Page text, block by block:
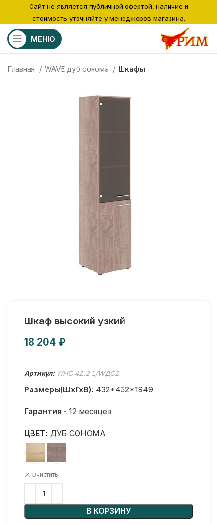
МЕНЮ
Главная WAVE дуб сонома Шкафы
Шкаф высокий узкий
₽
Артикул: WHC 42.2 L/WДС2
Размеры(ШхГхВ): 432*432*1949
Гарантия - 12 месяцев
ЦВЕТ ДУБ СОНОМА
Очистить
В КОРЗИНУ
Сайт не является публичной офертой, наличие и
стоимость уточняйте у менеджеров магазина.